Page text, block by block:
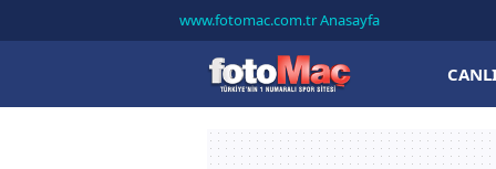
www.fotomac.com.tr Anasayfa